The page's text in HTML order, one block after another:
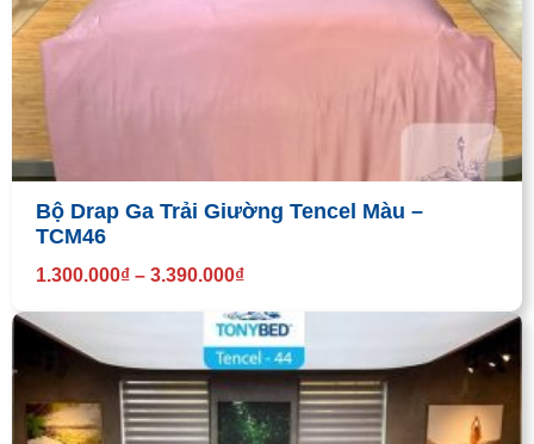
Bộ Drap Ga Trải Giường Tencel Màu –
TCM46
1.300.000₫ – 3.390.000₫